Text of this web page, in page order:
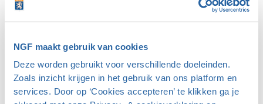
NGF maakt gebruik van cookies
Deze worden gebruikt voor verschillende doeleinden.
Zoals inzicht krijgen in het gebruik van ons platform en
services. Door op ‘Cookies accepteren’ te klikken ga je
Een persoonlijk gesprek over dit onderwerp?
Jelle Sprée